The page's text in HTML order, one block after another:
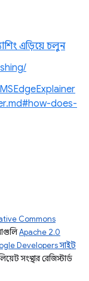
এড়িয়ে চলুন
does-
Commons
Apache 2.0
Developers সাইট
সংস্থার রেজিস্টার্ড